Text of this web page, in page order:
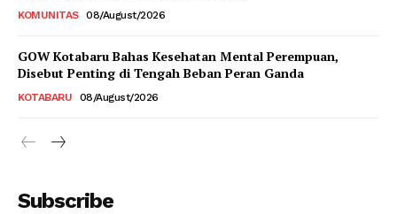
KOMUNITAS 08/August/2026
GOW Kotabaru Bahas Kesehatan Mental Perempuan,
Disebut Penting di Tengah Beban Peran Ganda
KOTABARU 08/August/2026
Subscribe